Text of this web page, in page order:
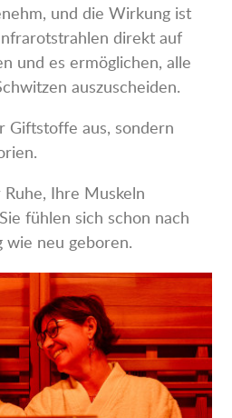
und die Wirkung ist
direkt auf
und es ermöglichen, alle
auszuscheiden.
Giftstoffe aus, sondern
Ihre Muskeln
fühlen sich schon nach
wie neu geboren.